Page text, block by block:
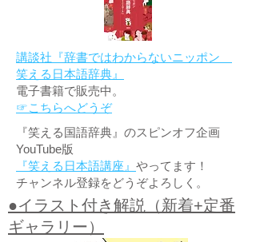
講談社『辞書ではわからないニッポン
笑える日本語辞典』
電子書籍で販売中。
☞こちらへどうぞ
『笑える国語辞典』のスピンオフ企画
YouTube版
『笑える日本語講座』 やってます！
チャンネル登録をどうぞよろしく。
●イラスト付き解説（新着+定番
ギャラリー）